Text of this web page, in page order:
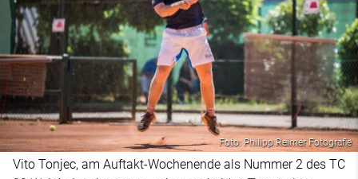
Foto: Philipp Reimer Fotografie
Vito Tonjec, am Auftakt-Wochenende als Nummer 2 des TC